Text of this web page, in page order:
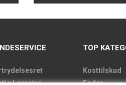
Levering
TOP
Kosttilskud
Foder